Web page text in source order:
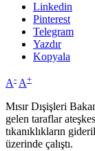
Linkedin
Pinterest
Telegram
Yazdır
Kopyala
A- A+
Mısır Dışişleri
gelen taraflar
tıkanıklıkların
üzerinde çalıştı.